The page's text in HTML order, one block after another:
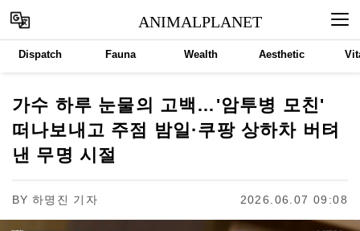
ANIMALPLANET
Dispatch Fauna Wealth Aesthetic
가수 하루 눈물의 고백…'암투병 모친'
떠나보내고 주점 밤일·쿠팡 상하차 버텨
낸 무명 시절
BY 하명진 기자 2026.06.07 09:08